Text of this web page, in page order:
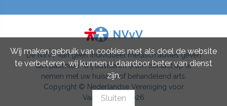
De NVvV kan geen individueel medisch advies geven
aan patiënten. Wij adviseren u om contact op te
nemen met uw huisarts of behandelend arts.
Copyright © Nederlandse Vereniging voor
Vaatchirurgie 2026
Wij maken gebruik van cookies met als doel de website
te verbeteren, wij kunnen u daardoor beter van dienst
zijn.
Sluiten